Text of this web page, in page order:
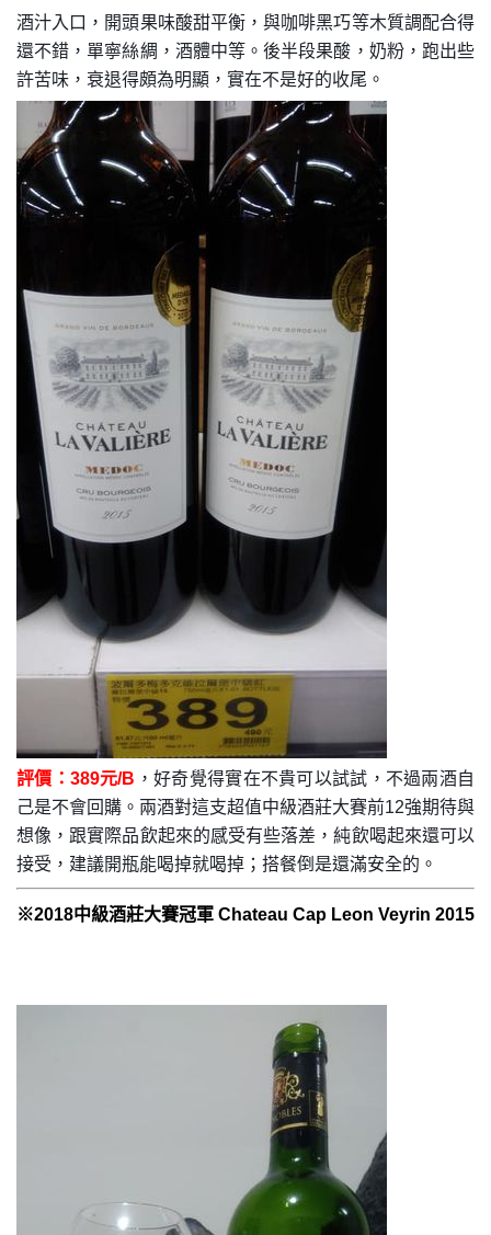
酒汁入口，開頭果味酸甜平衡，與咖啡黑巧等木質調配合得
還不錯，單寧絲綢，酒體中等。後半段果酸，奶粉，跑出些
許苦味，衰退得頗為明顯，實在不是好的收尾。
評價：389元/B ，好奇覺得實在不貴可以試試，不過兩酒自
己是不會回購。兩酒對這支超值中級酒莊大賽前12強期待與
想像，跟實際品飲起來的感受有些落差，純飲喝起來還可以
接受，建議開瓶能喝掉就喝掉；搭餐倒是還滿安全的。
※2018中級酒莊大賽冠軍 Chateau Cap Leon Veyrin 2015